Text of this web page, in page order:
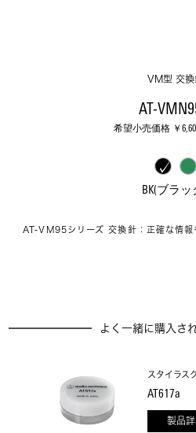
VM型 交換
AT-
希望小売価格 ￥
BK(ブラッ
AT-VM95シリーズ 交換針：正確な情報
よく一緒に購入さ
スタイラス
AT617a
製品